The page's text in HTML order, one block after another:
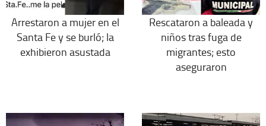
Arrestaron a mujer en el
Santa Fe y se burló; la
exhibieron asustada
Rescataron a baleada y
niños tras fuga de
migrantes; esto
aseguraron